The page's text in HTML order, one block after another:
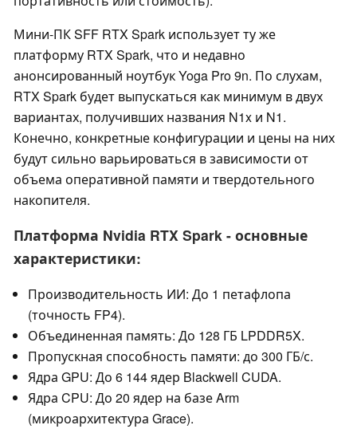
Мини-ПК SFF RTX Spark использует ту же
платформу RTX Spark, что и недавно
анонсированный ноутбук Yoga Pro 9n. По слухам,
RTX Spark будет выпускаться как минимум в двух
вариантах, получивших названия N1x и N1.
Конечно, конкретные конфигурации и цены на них
будут сильно варьироваться в зависимости от
объема оперативной памяти и твердотельного
накопителя.
Платформа Nvidia RTX Spark - основные
характеристики:
Производительность ИИ: До 1 петафлопа
(точность FP4).
Объединенная память: До 128 ГБ LPDDR5X.
Пропускная способность памяти: до 300 ГБ/с.
Ядра GPU: До 6 144 ядер Blackwell CUDA.
Ядра CPU: До 20 ядер на базе Arm
(микроархитектура Grace).